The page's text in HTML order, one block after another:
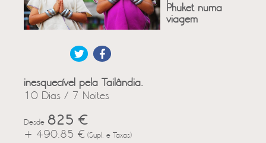
Phuket numa
viagem
inesquecível pela Tailândia.
10 Dias / 7 Noites
Desde 825 €
+ 490.85 € (Supl. e Taxas)